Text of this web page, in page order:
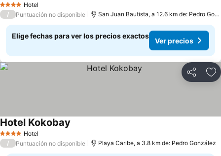
4 EstrellasHotel
/ Puntuación no disponible San Juan Bautista, a 12.6 km de: Pedro González
Elige fechas para ver los precios exactos
Ver precios
Compartir
4 EstrellasHotel
Hotel Kokobay
/ Puntuación no disponible Playa Caribe, a 3.8 km de: Pedro González